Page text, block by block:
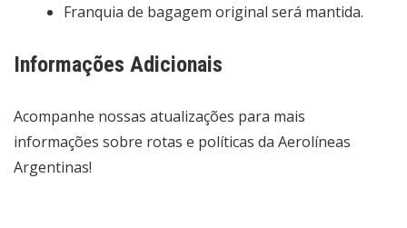
Franquia de bagagem original será mantida.
Informações Adicionais
Acompanhe nossas atualizações para mais
informações sobre rotas e políticas da Aerolíneas
Argentinas!